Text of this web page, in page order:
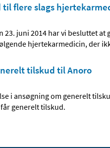
flere slags
23. juni 2014 har vi besluttet at
hjertekarmedicin, der
tilskud til Anoro
i ansøgning om generelt
generelt tilskud.